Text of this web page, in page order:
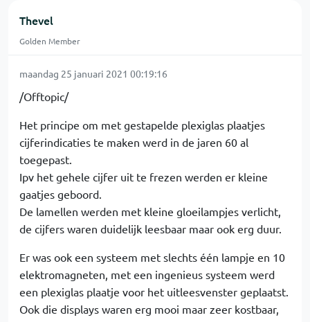
Thevel
Golden Member
maandag 25 januari 2021 00:19:16
/Offtopic/
Het principe om met gestapelde plexiglas plaatjes
cijferindicaties te maken werd in de jaren 60 al
toegepast.
Ipv het gehele cijfer uit te frezen werden er kleine
gaatjes geboord.
De lamellen werden met kleine gloeilampjes verlicht,
de cijfers waren duidelijk leesbaar maar ook erg duur.
Er was ook een systeem met slechts één lampje en 10
elektromagneten, met een ingenieus systeem werd
een plexiglas plaatje voor het uitleesvenster geplaatst.
Ook die displays waren erg mooi maar zeer kostbaar,